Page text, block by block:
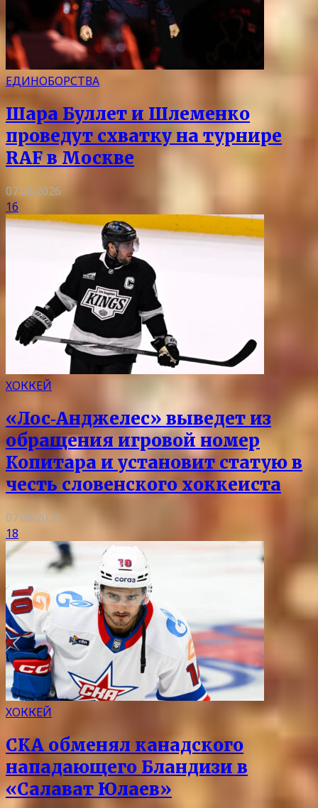
ЕДИНОБОРСТВА
Шара Буллет и Шлеменко
проведут схватку на турнире
RAF в Москве
07.08.2026
16
ХОККЕЙ
«Лос‑Анджелес» выведет из
обращения игровой номер
Копитара и установит статую в
честь словенского хоккеиста
07.08.2026
18
ХОККЕЙ
СКА обменял канадского
нападающего Бландизи в
«Салават Юлаев»